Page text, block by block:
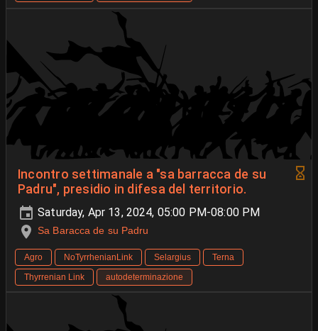
Incontro settimanale a "sa barracca de su
Padru", presidio in difesa del territorio.
Saturday, Apr 13, 2024, 05:00 PM-08:00 PM
Sa Baracca de su Padru
Agro NoTyrrhenianLink Selargius
Terna
Thyrrenian Link
autodeterminazione